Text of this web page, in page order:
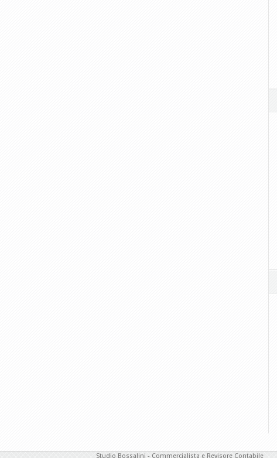
Studio Bossalini - Commercialista e Revisore Contabile